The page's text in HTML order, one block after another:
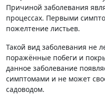
Причиной заболевания
процессах. Первыми
пожелтение листьев.
Такой вид заболевания не
поражённые побеги и
данное заболевание
симптомами и не может
садоводом.